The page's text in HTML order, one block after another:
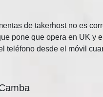
de takerhost no es
pone que opera en UK y
teléfono desde el móvil